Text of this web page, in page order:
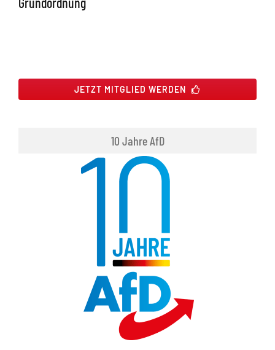
JETZT MITGLIED WERDEN
10 Jahre AfD